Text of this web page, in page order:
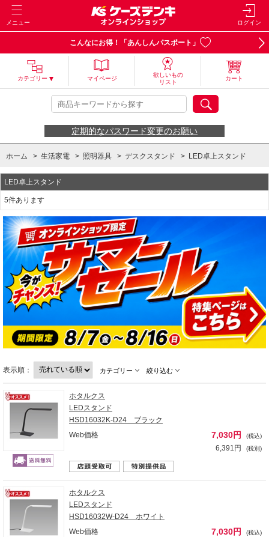
メニュー ログイン
こんなにお得！「あんしんパスポート」
カテゴリー マイページ
欲しいもの
リスト
カート
定期的なパスワード変更のお願い
ホーム > 生活家電 > 照明器具 > デスクスタンド > LED卓上スタンド
LED卓上スタンド
5件あります
表示順： カテゴリー 絞り込む
ホタルクス
LEDスタンド
HSD16032K-D24 ブラック
Web価格
7,030円 (税込)
6,391円 (税別)
ホタルクス
LEDスタンド
HSD16032W-D24 ホワイト
Web価格
7,030円 (税込)